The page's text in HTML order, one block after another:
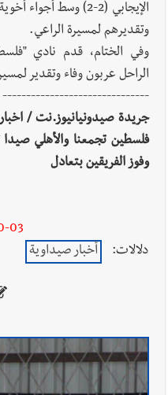
الإيجابي (2-2) وسط
وتقديرهم لمسيرة الراعي.
وفي الختام، قدم نادي
الراحل عربون وفاء وتقدير
-------------------------------
جريدة صيدونيانيوز.نت /
فلسطين تجمعنا والأهلي صيدا
وفوز الفريقين بتعادل
03
دلالات:
أخبار صيداوية